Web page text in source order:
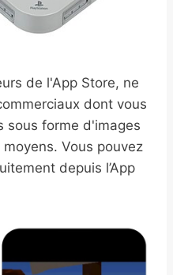
de l'App Store, ne
dont vous
sous forme d'images
Vous pouvez
depuis l’App